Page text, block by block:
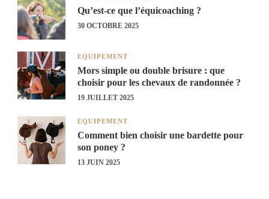
Qu’est-ce que l’équicoaching ?
30 OCTOBRE 2025
EQUIPEMENT
Mors simple ou double brisure : que
choisir pour les chevaux de randonnée ?
19 JUILLET 2025
EQUIPEMENT
Comment bien choisir une bardette pour
son poney ?
13 JUIN 2025